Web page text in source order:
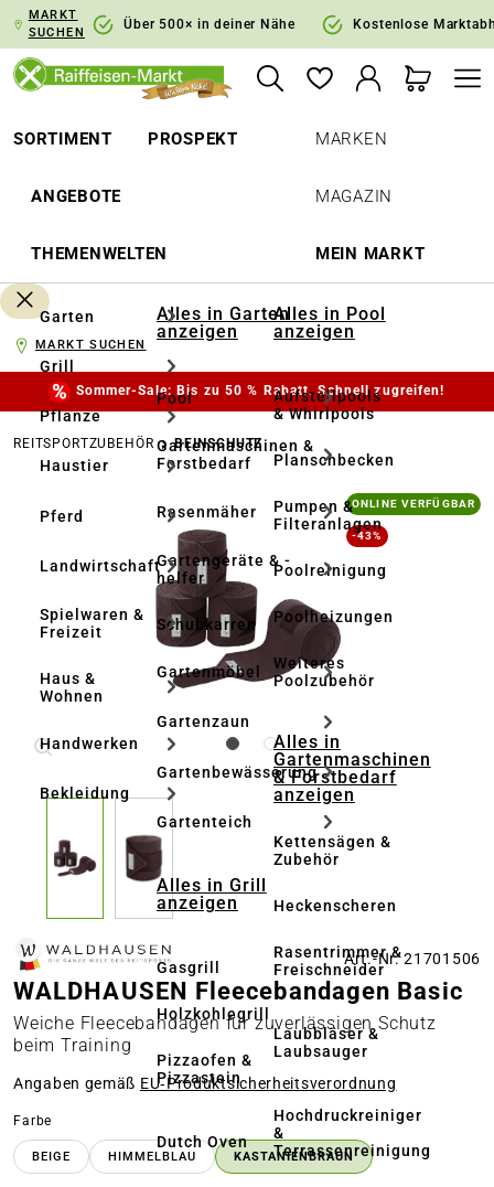
Zur Hauptnavigation springen
MARKT
SUCHEN
Über 500× in deiner Nähe Kostenlose
SORTIMENT PROSPEKT
ANGEBOTE
THEMENWELTEN
MARKEN
MAGAZIN
MEIN MARKT
Garten
Grill
Pflanze
Haustier
Pferd
Landwirtschaft
Spielwaren &
Freizeit
Haus &
Wohnen
Handwerken
Bekleidung
Alles in Garten
anzeigen
Pool
Gartenmaschinen &
Forstbedarf
Rasenmäher
Gartengeräte & -
helfer
Schubkarren
Gartenmöbel
Gartenzaun
Gartenbewässerung
Gartenteich
Alles in Grill
anzeigen
Gasgrill
Holzkohlegrill
Pizzaofen &
Pizzastein
Dutch Oven
Alles in Pool
anzeigen
Aufstellpools
& Whirlpools
Planschbecken
Pumpen &
Filteranlagen
Poolreinigung
Poolheizungen
Weiteres
Poolzubehör
Alles in
Gartenmaschinen
& Forstbedarf
anzeigen
Kettensägen &
Zubehör
Heckenscheren
Rasentrimmer &
Freischneider
Laubbläser &
Laubsauger
Hochdruckreiniger
&
Terrassenreinigung
MARKT SUCHEN
Sommer-Sale: Bis zu 50 % Rabatt. Schnell zugreifen!
REITSPORTZUBEHÖR BEINSCHUTZ
Bildergalerie überspringen ONLINE VERFÜGBAR
-43%
Art.-Nr. 21701506
WALDHAUSEN Fleecebandagen Basic
Weiche Fleecebandagen für zuverlässigen Schutz
beim Training
Angaben gemäß EU‑Produktsicherheitsverordnung
Farbe
BEIGE HIMMELBLAU KASTANIENBRAUN